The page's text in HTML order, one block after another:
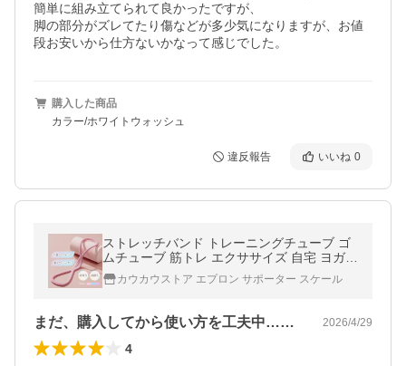
簡単に組み立てられて良かったですが、
脚の部分がズレてたり傷などが多少気になりますが、お値
段お安いから仕方ないかなって感じでした。
購入した商品
カラー/ホワイトウォッシュ
違反報告 いいね 0
ストレッチバンド トレーニングチューブ ゴ
ムチューブ 筋トレ エクササイズ 自宅 ヨガ
体幹トレーニング ゴム 背中 高弾力 持ち運び
ピラティス
カウカウストア エプロン サポーター スケール
まだ、購入してから使い方を工夫中…ネッ… 2026/4/29
4